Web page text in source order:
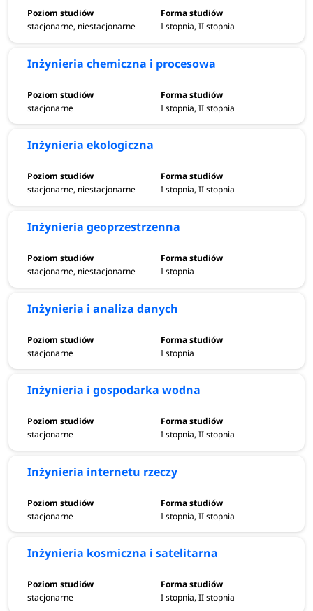
stacjonarne, niestacjonarne I stopnia, II stopnia
Inżynieria chemiczna i procesowa
stacjonarne I stopnia, II stopnia
Inżynieria ekologiczna
stacjonarne, niestacjonarne I stopnia, II stopnia
Inżynieria geoprzestrzenna
stacjonarne, niestacjonarne I stopnia
Inżynieria i analiza danych
stacjonarne I stopnia
Inżynieria i gospodarka wodna
stacjonarne I stopnia, II stopnia
Inżynieria internetu rzeczy
stacjonarne I stopnia, II stopnia
Inżynieria kosmiczna i satelitarna
stacjonarne I stopnia, II stopnia